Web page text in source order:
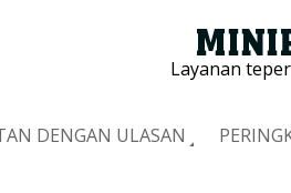
Layanan
DENGAN ULASAN